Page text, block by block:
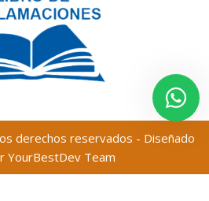
derechos reservados - Diseñado
YourBestDev Team